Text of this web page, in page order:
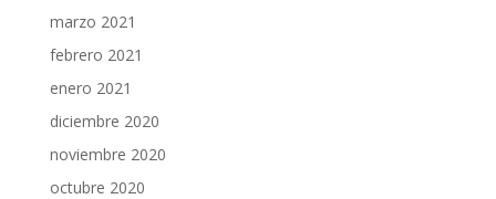
marzo 2021
febrero 2021
enero 2021
diciembre 2020
noviembre 2020
octubre 2020